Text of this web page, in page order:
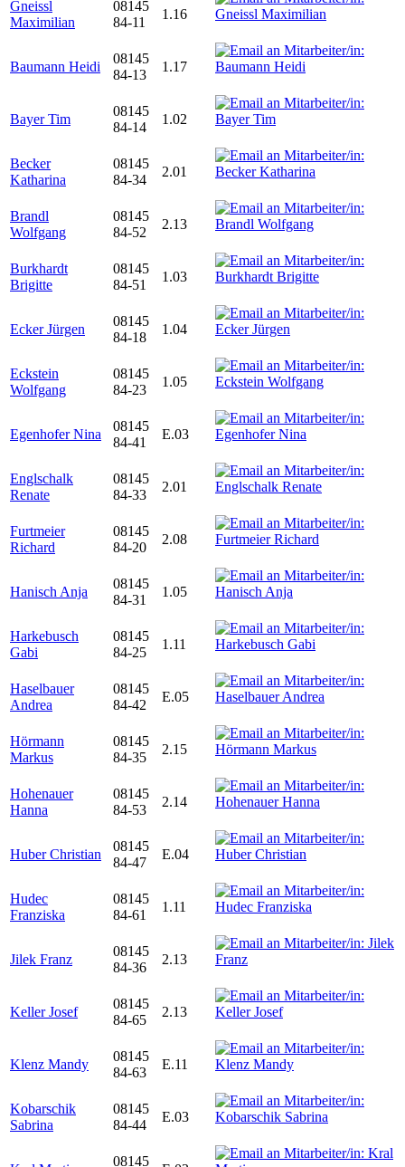
Gneissl
Maximilian
08145
84-11
1.16
Baumann Heidi
08145
84-13
1.17
Bayer Tim
08145
84-14
1.02
Becker
Katharina
08145
84-34
2.01
Brandl
Wolfgang
08145
84-52
2.13
Burkhardt
Brigitte
08145
84-51
1.03
Ecker Jürgen
08145
84-18
1.04
Eckstein
Wolfgang
08145
84-23
1.05
Egenhofer Nina
08145
84-41
E.03
Englschalk
Renate
08145
84-33
2.01
Furtmeier
Richard
08145
84-20
2.08
Hanisch Anja
08145
84-31
1.05
Harkebusch
Gabi
08145
84-25
1.11
Haselbauer
Andrea
08145
84-42
E.05
Hörmann
Markus
08145
84-35
2.15
Hohenauer
Hanna
08145
84-53
2.14
Huber Christian
08145
84-47
E.04
Hudec
Franziska
08145
84-61
1.11
Jilek Franz
08145
84-36
2.13
Keller Josef
08145
84-65
2.13
Klenz Mandy
08145
84-63
E.11
Kobarschik
Sabrina
08145
84-44
E.03
08145